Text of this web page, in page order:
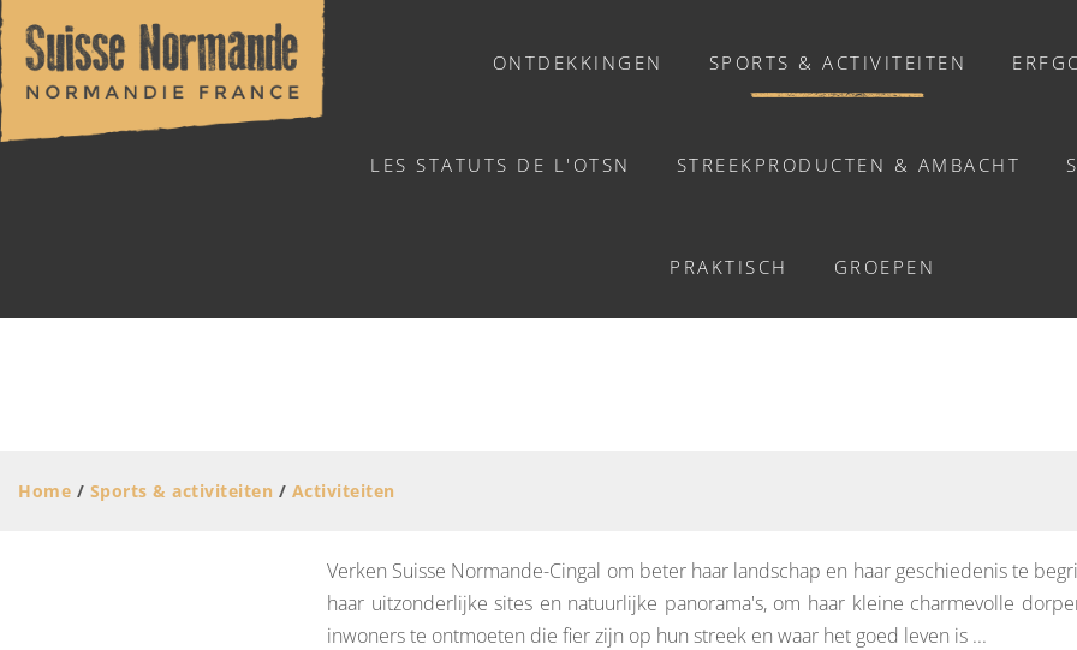
ONTDEKKINGEN SPORTS & ACTIVITEITEN
Activiteiten
Balades et promenades
recherche des lumières disparues
Evenementen
LES STATUTS DE L'OTSN STREEKPRODUCTEN & AMBACHT
PRAKTISCH GROEPEN
ACTIVITEITEN
Home / Sports & activiteiten / Activiteiten
Verken Suisse Normande-Cingal om beter haar landschap en haar geschiedenis te
haar uitzonderlijke sites en natuurlijke panorama's, om haar kleine charmevolle
inwoners te ontmoeten die fier zijn op hun streek en waar het goed leven is ...